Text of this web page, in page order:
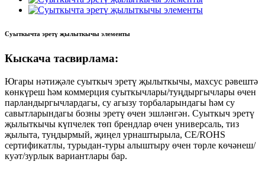
Суыткычта эретү җылыткычы элементы
Кыскача тасвирлама:
Югары нәтиҗәле суыткыч эретү җылыткычы, махсус рәвештә
көнкүреш һәм коммерция суыткычлары/туңдыргычлары өчен
парландыргычлардагы, су агызу торбаларындагы һәм су
савытларындагы бозны эретү өчен эшләнгән. Суыткыч эретү
җылыткычы күпчелек төп брендлар өчен универсаль, тиз
җылыта, туңдырмый, җиңел урнаштырыла, CE/ROHS
сертификатлы, турыдан-туры алыштыру өчен төрле көчәнеш/
куәт/зурлык вариантлары бар.